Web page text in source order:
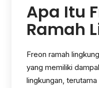
Apa Itu
Ramah
Freon ramah
yang memiliki
lingkungan, terutama